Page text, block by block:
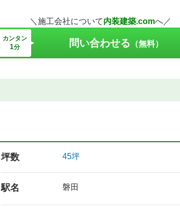
＼施工会社について内装建築.comへ／
カンタン
1分 問い合わせる （無料）
坪数 45坪
駅名 磐田